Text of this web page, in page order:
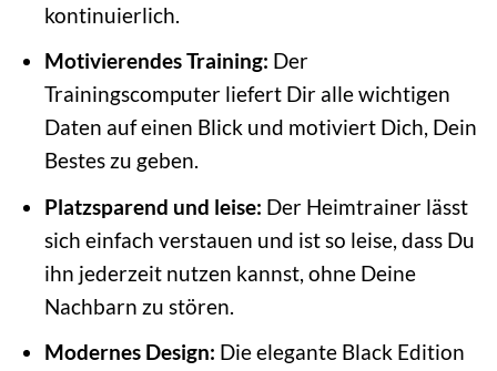
kontinuierlich.
Motivierendes Training: Der
Trainingscomputer liefert Dir alle wichtigen
Daten auf einen Blick und motiviert Dich, Dein
Bestes zu geben.
Platzsparend und leise: Der Heimtrainer lässt
sich einfach verstauen und ist so leise, dass Du
ihn jederzeit nutzen kannst, ohne Deine
Nachbarn zu stören.
Modernes Design: Die elegante Black Edition